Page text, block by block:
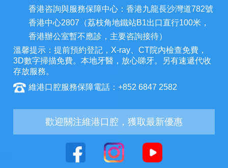
香港咨詢與服務保障中心：香港九龍長沙灣道782號
香港中心2807（荔枝角地鐵站B1出口直行100米，
香港辦公室暫不應診，主要咨詢接待）
溫馨提示：提前預約登記，X-ray、CT院內檢查免費，
3D數字掃描免費。本地牙醫，放心睇牙。另有速遞代收
存放服務。
維港口腔服務保障電話：+852 6847 2582
歡迎關注維港口腔，獲取最新優惠